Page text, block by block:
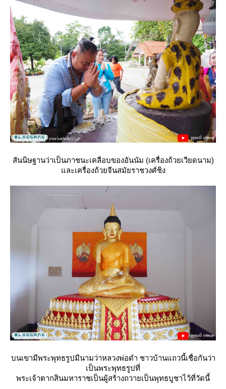
สันนิษฐานว่าเป็นภาชนะเคลือบของอันนัม (เครื่องถ้วยเวียดนาม)
ละเครื่องถ้วยจีนสมัยราชวงศ์ชิง
บนเขามีพระพุทธรูปมีนามว่าหลวงพ่อดำ ชาวบ้านแถวนี้เชื่อกันว่า
เป็นพระพุทธรูปที่
พระเจ้าตากสินมหาราชเป็นผู้สร้างถวายเป็นพุทธบูชาไว้ที่วัดนี้